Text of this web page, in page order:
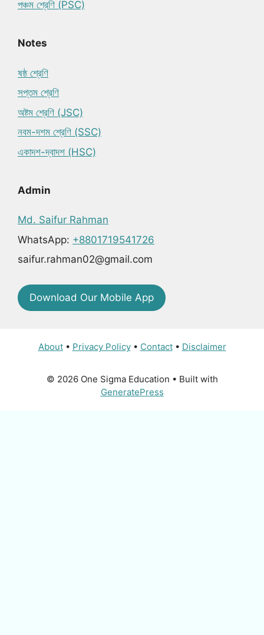
পঞ্চম শ্রেণি (PSC)
Notes
ষষ্ঠ শ্রেণি
সপ্তম শ্রেণি
অষ্টম শ্রেণি (JSC)
নবম-দশম শ্রেণি (SSC)
একাদশ-দ্বাদশ (HSC)
Admin
Md. Saifur Rahman
WhatsApp: +8801719541726
saifur.rahman02@gmail.com
Download Our Mobile App
About• Privacy Policy• Contact• Disclaimer
© 2026 One Sigma Education • Built with
GeneratePress